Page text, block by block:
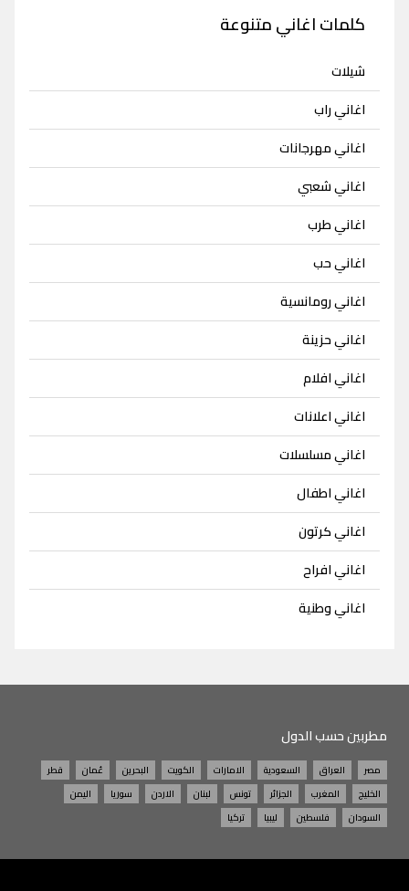
كلمات اغاني متنوعة
شيلات
اغاني راب
اغاني مهرجانات
اغاني شعبي
اغاني طرب
اغاني حب
اغاني رومانسية
اغاني حزينة
اغاني افلام
اغاني اعلانات
اغاني مسلسلات
اغاني اطفال
اغاني كرتون
اغاني افراح
اغاني وطنية
مطربين حسب الدول
مصر العراق السعودية الامارات الكويت البحرين عُمان
قطر
الخليج
المغرب الجزائر تونس لبنان الاردن سوريا
اليمن
السودان
فلسطين ليبيا تركيا